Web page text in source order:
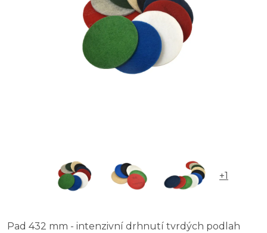
+1
Pad 432 mm - intenzivní drhnutí tvrdých podlah